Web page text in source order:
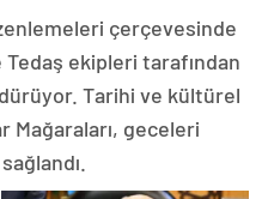
çerçevesinde
ekipleri tarafından
Tarihi ve kültürel
Mağaraları, geceleri